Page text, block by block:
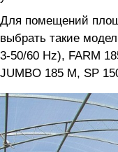
Для помещений
выбрать такие
3-50/60 Hz), FARM
JUMBO 185 M, SP